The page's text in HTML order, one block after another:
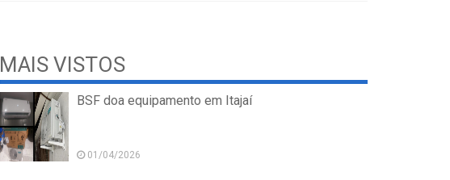
MAIS VISTOS
BSF doa equipamento em Itajaí
01/04/2026